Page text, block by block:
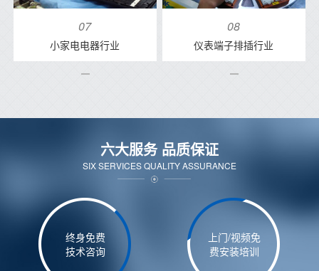
07
小家电电器行业
08
仪表端子排插行业
六大服务 品质保证
SIX SERVICES QUALITY ASSURANCE
终身免费
技术咨询
上门/视频免
费安装培训